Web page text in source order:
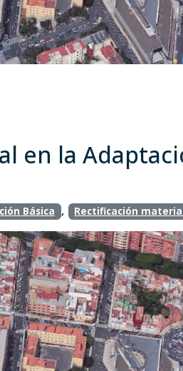
en la
Básica , Rectificación